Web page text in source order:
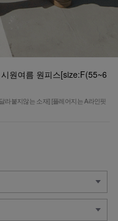
원여름 원피스[size:F(55~6
라붙지않는 소재] [플레어지는 A라인핏